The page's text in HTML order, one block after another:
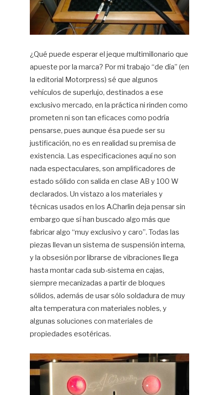
¿Qué puede esperar el jeque multimillonario que
apueste por la marca? Por mi trabajo “de día” (en
la editorial Motorpress) sé que algunos
vehículos de superlujo, destinados a ese
exclusivo mercado, en la práctica ni rinden como
prometen ni son tan eficaces como podría
pensarse, pues aunque ésa puede ser su
justificación, no es en realidad su premisa de
existencia. Las especificaciones aquí no son
nada espectaculares, son amplificadores de
estado sólido con salida en clase AB y 100 W
declarados. Un vistazo a los materiales y
técnicas usados en los A.Charlin deja pensar sin
embargo que sí han buscado algo más que
fabricar algo “muy exclusivo y caro”. Todas las
piezas llevan un sistema de suspensión interna,
y la obsesión por librarse de vibraciones llega
hasta montar cada sub-sistema en cajas,
siempre mecanizadas a partir de bloques
sólidos, además de usar sólo soldadura de muy
alta temperatura con materiales nobles, y
algunas soluciones con materiales de
propiedades esotéricas.